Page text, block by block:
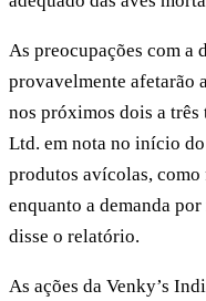
As preocupações com a
provavelmente afetarão
nos próximos dois a
Ltd. em nota no início
produtos avícolas,
enquanto a demanda
disse o relatório.
As ações da Venky’s